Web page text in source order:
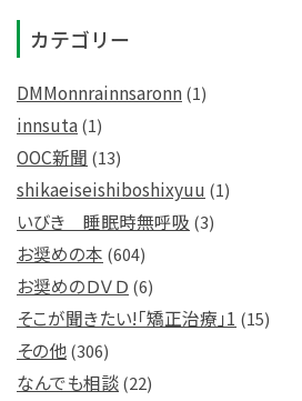
カテゴリー
DMMonnrainnsaronn(1)
innsuta(1)
OOC新聞 (13)
shikaeiseishiboshixyuu (1)
いびき 睡眠時無呼吸 (3)
お奨めの本 (604)
お奨めのＤＶＤ (6)
そこが聞きたい!「矯正治療」1 (15)
その他(306)
なんでも相談(22)